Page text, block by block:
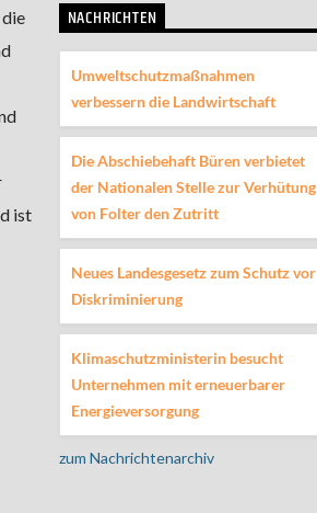
ist
NACHRICHTEN
Umweltschutzmaßnahmen
verbessern die Landwirtschaft
Die Abschiebehaft Büren verbietet
der Nationalen Stelle zur Verhütung
von Folter den Zutritt
Neues Landesgesetz zum Schutz vor
Diskriminierung
Klimaschutzministerin besucht
Unternehmen mit erneuerbarer
Energieversorgung
zum Nachrichtenarchiv